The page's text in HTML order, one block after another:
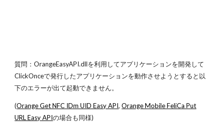
質問：OrangeEasyAPI.dllを利用してアプリケーションを開発して
ClickOnceで発行したアプリケーションを動作させようとすると以
下のエラーが出て起動できません。
(Orange Get NFC IDm UID Easy API,Orange Mobile FeliCa Put
URL Easy APIの場合も同様)